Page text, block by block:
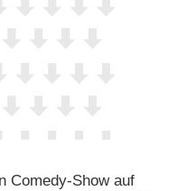
Comedy-Show auf